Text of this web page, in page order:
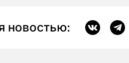
новостью: